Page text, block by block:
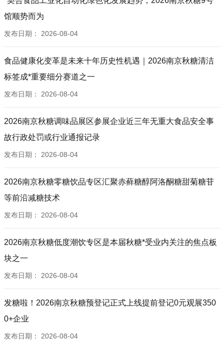
馆顺势而为
发布日期： 2026-08-04
食品健康化变革是未来十年历史性机遇｜2026南京秋糖清洁
标签成*重要细分赛道之一
发布日期： 2026-08-04
2026南京秋糖调味品展区参展企业近三年无重大食品安全事
故行政处罚或行业通报记录
发布日期： 2026-08-04
2026南京秋糖零糖饮品专区汇聚赤藓糖醇阿洛酮糖甜菊糖苷
等前沿减糖技术
发布日期： 2026-08-04
2026南京秋糖低度潮饮专区是本届秋糖*受业内关注的焦点板
块之一
发布日期： 2026-08-04
发糖啦！2026南京秋糖预登记正式上线提前登记0元观展350
0+企业
发布日期： 2026-08-04